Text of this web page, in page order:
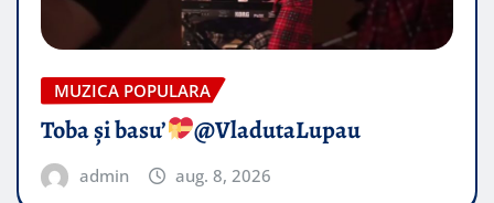
MUZICA POPULARA
Toba și basu’ @VladutaLupau
admin aug. 8, 2026